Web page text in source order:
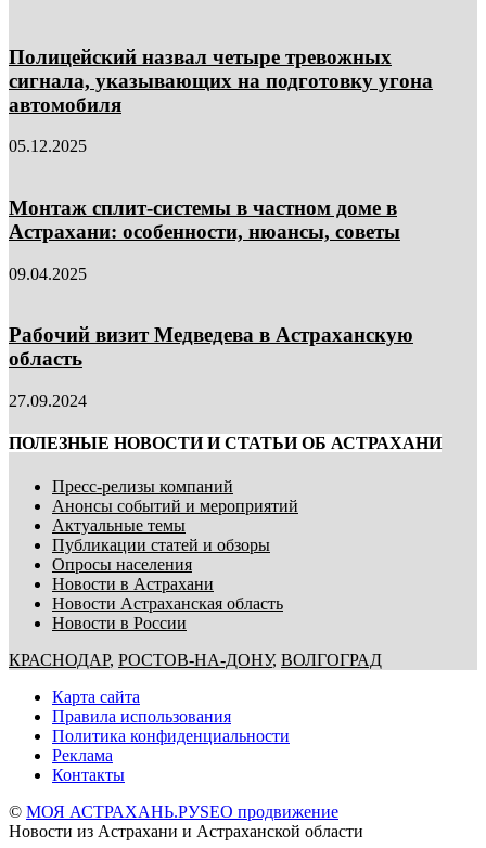
Полицейский назвал четыре тревожных
сигнала, указывающих на подготовку угона
автомобиля
05.12.2025
Монтаж сплит-системы в частном доме в
Астрахани: особенности, нюансы, советы
09.04.2025
Рабочий визит Медведева в Астраханскую
область
27.09.2024
ПОЛЕЗНЫЕ НОВОСТИ И СТАТЬИ ОБ АСТРАХАНИ
Пресс-релизы компаний
Анонсы событий и мероприятий
Актуальные темы
Публикации статей и обзоры
Опросы населения
Новости в Астрахани
Новости Астраханская область
Новости в России
КРАСНОДАР, РОСТОВ-НА-ДОНУ, ВОЛГОГРАД
Карта сайта
Правила использования
Политика конфиденциальности
Реклама
Контакты
© МОЯ АСТРАХАНЬ.РУSEO продвижение
Новости из Астрахани и Астраханской области